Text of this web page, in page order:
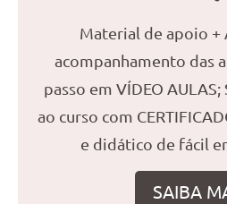
Material de apoio +
acompanhamento das
passo em VÍDEO
ao curso com
e didático de fácil
SAIBA